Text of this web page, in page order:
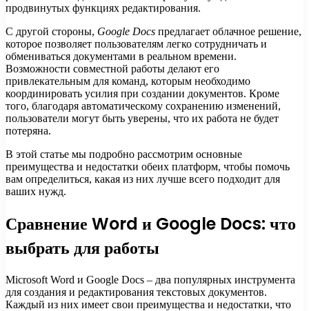
продвинутых функциях редактирования.
С другой стороны, Google Docs предлагает облачное решение,
которое позволяет пользователям легко сотрудничать и
обмениваться документами в реальном времени.
Возможности совместной работы делают его
привлекательным для команд, которым необходимо
координировать усилия при создании документов. Кроме
того, благодаря автоматическому сохранению изменений,
пользователи могут быть уверены, что их работа не будет
потеряна.
В этой статье мы подробно рассмотрим основные
преимущества и недостатки обеих платформ, чтобы помочь
вам определиться, какая из них лучше всего подходит для
ваших нужд.
Сравнение Word и Google Docs: что
выбрать для работы
Microsoft Word и Google Docs – два популярных инструмента
для создания и редактирования текстовых документов.
Каждый из них имеет свои преимущества и недостатки, что